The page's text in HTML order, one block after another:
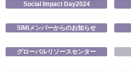
Social Impact Day2024
SIMIメンバーからのお知らせ
グローバルリソースセンター